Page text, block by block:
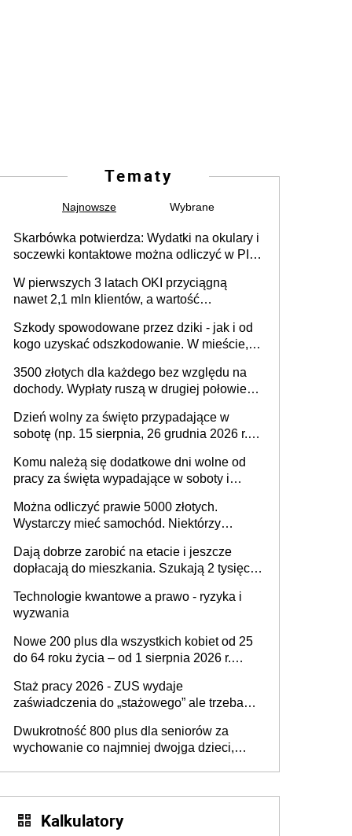
Tematy
Najnowsze Wybrane
Skarbówka potwierdza: Wydatki na okulary i
soczewki kontaktowe można odliczyć w PIT.
niepełnosprawności. Częściowe
dofinansowanie (np. z zfśs) pomniejsza
odliczenie
W pierwszych 3 latach OKI przyciągną
nawet 2,1 mln klientów, a wartość
mld zł
Szkody spowodowane przez dziki - jak i od
kogo uzyskać odszkodowanie. W mieście,
3500 złotych dla każdego bez względu na
dochody. Wypłaty ruszą w drugiej połowie
Dzień wolny za święto przypadające w
sobotę (np. 15 sierpnia, 26 grudnia 2026 r.) –
pracodawcy (sektor prywatny i administracja
publiczna), najczęstsze pytania
Komu należą się dodatkowe dni wolne od
pracy za święta wypadające w soboty i
Można odliczyć prawie 5000 złotych.
Wystarczy mieć samochód. Niektórzy
skarbówką
Dają dobrze zarobić na etacie i jeszcze
dopłacają do mieszkania. Szukają 2 tysięcy
Technologie kwantowe a prawo - ryzyka i
wyzwania
Nowe 200 plus dla wszystkich kobiet od 25
do 64 roku życia – od 1 sierpnia 2026 r.
programu rządowego
Staż pracy 2026 - ZUS wydaje
zaświadczenia do „stażowego” ale trzeba
sprzed 1999 roku). Jak odebrać
zaświadczenie z ZUS?
Dwukrotność 800 plus dla seniorów za
wychowanie co najmniej dwojga dzieci,
Zapadła decyzja Sejmu
Kalkulatory